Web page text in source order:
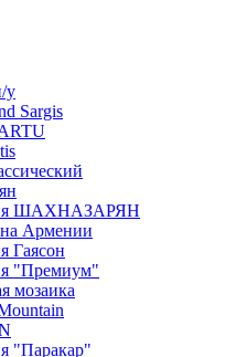
у
Sargis
ШАХНАЗАРЯН
Армении
Гаясон
"Премиум"
мозаика
"Паракар"